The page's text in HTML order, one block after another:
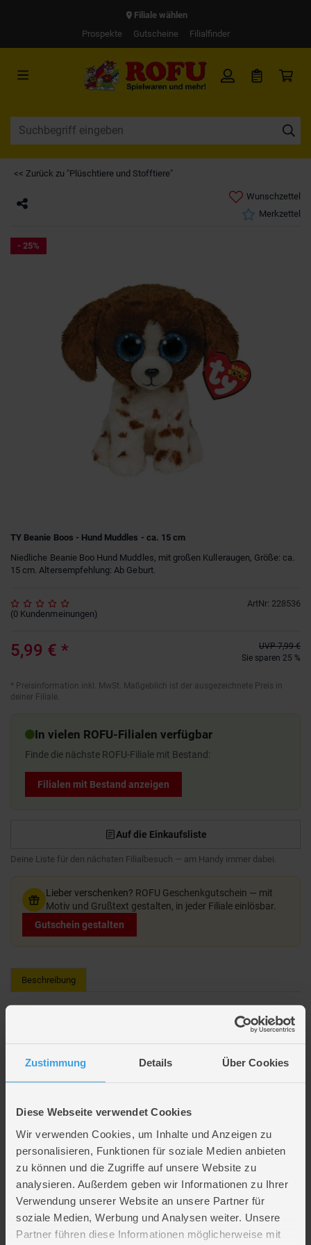
Zustimmung Details Über Cookies
Diese Webseite verwendet Cookies
Wir verwenden Cookies, um Inhalte und Anzeigen zu
personalisieren, Funktionen für soziale Medien anbieten
zu können und die Zugriffe auf unsere Website zu
analysieren. Außerdem geben wir Informationen zu Ihrer
Verwendung unserer Website an unsere Partner für
soziale Medien, Werbung und Analysen weiter. Unsere
Partner führen diese Informationen möglicherweise mit
Filiale wählen
Prospekte
Gutscheine Filialfinder
<< Zurück zu "Plüschtiere und Stofftiere"
Wunschzettel
Merkzettel
- 25%
TY Beanie Boos - Hund Muddles - ca. 15 cm
Niedliche Beanie Boo Hund Muddles, mit großen Kulleraugen, Größe: ca.
15 cm. Altersempfehlung: Ab Geburt.
ArtNr: 228536
(0 Kundenmeinungen)
5,99 € * UVP 7,99 €
Sie sparen 25 %
* Preisinformation inkl. MwSt. Maßgeblich ist der ausgezeichnete Preis in
deiner Filiale.
In vielen ROFU-Filialen verfügbar
Finde die nächste ROFU-Filiale mit Bestand:
Filialen mit Bestand anzeigen
Auf die Einkaufsliste
Deine Liste für den nächsten Filialbesuch — am Handy immer dabei.
Lieber verschenken? ROFU Geschenkgutschein — mit
Motiv und Grußtext gestalten, in jeder Filiale einlösbar.
Gutschein gestalten
Beschreibung
Tier: Hund
Name: Muddles
Zum Quetschen und Knuddeln
Lieferumfang
Artikelmerkmale
Farbe braun,weiß